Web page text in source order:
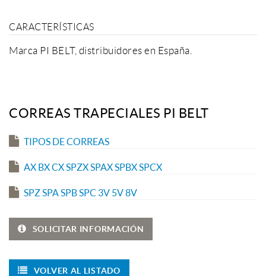
CARACTERÍSTICAS
Marca PI BELT, distribuidores en España.
CORREAS TRAPECIALES PI BELT
TIPOS DE CORREAS
AX BX CX SPZX SPAX SPBX SPCX
SPZ SPA SPB SPC 3V 5V 8V
SOLICITAR INFORMACIÓN
VOLVER AL LISTADO